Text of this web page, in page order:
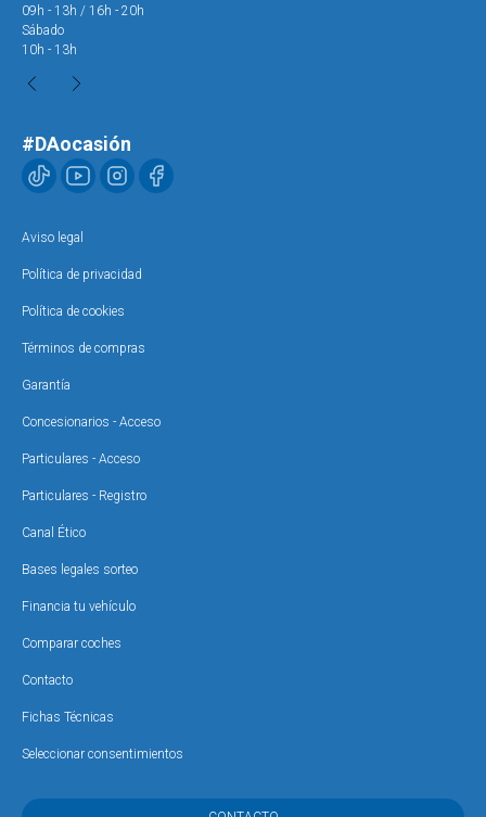
09h - 13h / 16h - 20h
Sábado
10h - 13h
#DAocasión
Aviso legal
Política de privacidad
Política de cookies
Términos de compras
Garantía
Concesionarios - Acceso
Particulares - Acceso
Particulares - Registro
Canal Ético
Bases legales sorteo
Financia tu vehículo
Comparar coches
Contacto
Fichas Técnicas
Seleccionar consentimientos